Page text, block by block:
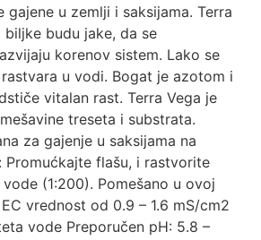
u zemlji i saksijama. Terra
biljke budu jake, da se
korenov sistem. Lako se
u vodi. Bogat je azotom i
vitalan rast. Terra Vega je
treseta i substrata.
za gajenje u saksijama na
Promućkajte flašu, i rastvorite
(1:200). Pomešano u ovoj
vrednost od 0.9 – 1.6 mS/cm2
vode Preporučen pH: 5.8 –